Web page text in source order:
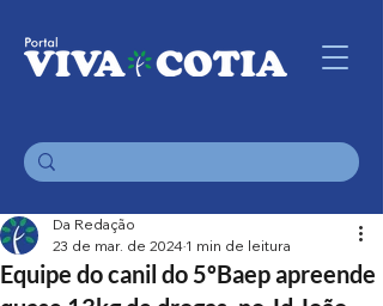
Equipe do canil do 5ºBaep apreende
Da Redação
23 de mar. de 2024 1 min de leitura